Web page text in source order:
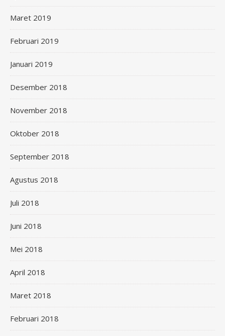
Maret 2019
Februari 2019
Januari 2019
Desember 2018
November 2018
Oktober 2018
September 2018
Agustus 2018
Juli 2018
Juni 2018
Mei 2018
April 2018
Maret 2018
Februari 2018